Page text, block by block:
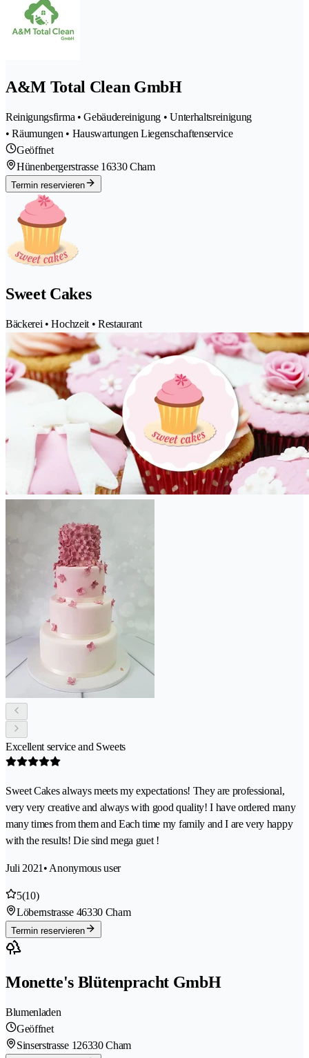
A&M Total Clean GmbH
Reinigungsfirma • Gebäudereinigung • Unterhaltsreinigung
• Räumungen • Hauswartungen Liegenschaftenservice
Geöffnet
Hünenbergerstrasse 16330 Cham
Termin reservieren
Sweet Cakes
Bäckerei • Hochzeit • Restaurant
Excellent service and Sweets
Sweet Cakes always meets my expectations! They are professional,
very very creative and always with good quality! I have ordered many
many times from them and Each time my family and I are very happy
with the results! Die sind mega guet !
Juli 2021 • Anonymous user
5(10)
Löbernstrasse 46330 Cham
Termin reservieren
Monette's Blütenpracht GmbH
Blumenladen
Geöffnet
Sinserstrasse 126330 Cham